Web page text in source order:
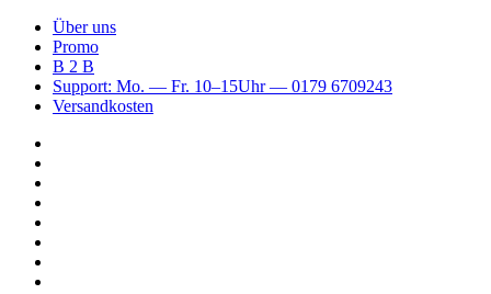
Über uns
Promo
B 2 B
Support: Mo. — Fr. 10–15Uhr — 0179 6709243
Versandkosten